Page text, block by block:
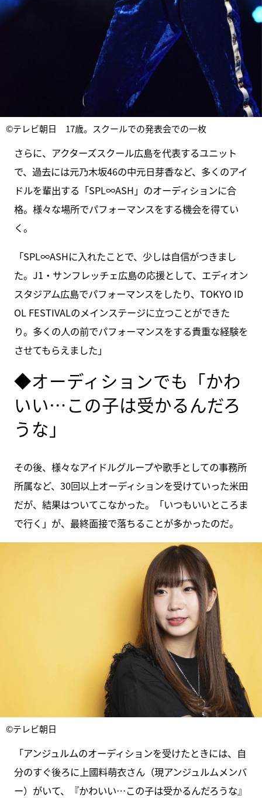
©テレビ朝日 17歳。スクールでの発表会での一枚
さらに、アクターズスクール広島を代表するユニット
で、過去には元乃木坂46の中元日芽香など、多くのアイ
ドルを輩出する「SPL∞ASH」のオーディションに合
格。様々な場所でパフォーマンスをする機会を得てい
く。
「SPL∞ASHに入れたことで、少しは自信がつきまし
た。J1・サンフレッチェ広島の応援として、エディオン
スタジアム広島でパフォーマンスをしたり、TOKYO ID
OL FESTIVALのメインステージに立つことができた
り。多くの人の前でパフォーマンスをする貴重な経験を
させてもらえました」
◆オーディションでも「かわ
いい…この子は受かるんだろ
うな」
その後、様々なアイドルグループや歌手としての事務所
所属など、30回以上オーディションを受けていった米田
だが、結果はついてこなかった。「いつもいいところま
で行く」が、最終面接で落ちることが多かったのだ。
©テレビ朝日
「アンジュルムのオーディションを受けたときには、自
分のすぐ後ろに上國料萌衣さん（現アンジュルムメンバ
ー）がいて、『かわいい…この子は受かるんだろうな』